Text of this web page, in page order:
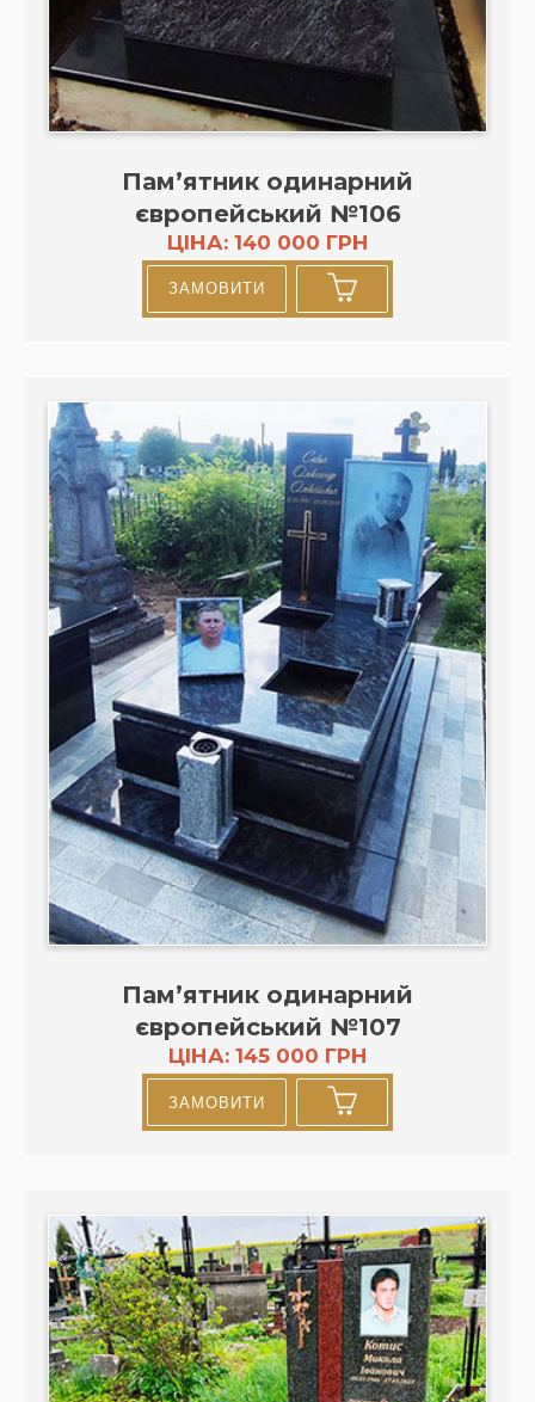
Пам’ятник одинарний
європейський №106
ЦІНА: 140 000 ГРН
ЗАМОВИТИ
Пам’ятник одинарний
європейський №107
ЦІНА: 145 000 ГРН
ЗАМОВИТИ